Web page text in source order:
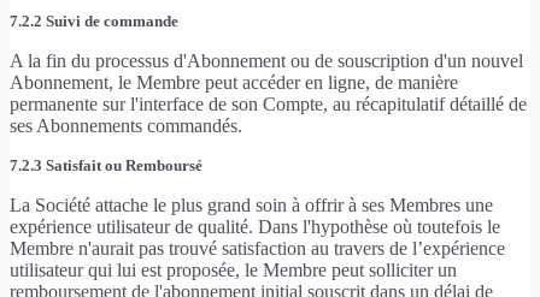
7.2.2 Suivi de commande
A la fin du processus d'Abonnement ou de souscription d'un nouvel
Abonnement, le Membre peut accéder en ligne, de manière
permanente sur l'interface de son Compte, au récapitulatif détaillé de
ses Abonnements commandés.
7.2.3 Satisfait ou Remboursé
La Société attache le plus grand soin à offrir à ses Membres une
expérience utilisateur de qualité. Dans l'hypothèse où toutefois le
Membre n'aurait pas trouvé satisfaction au travers de l’expérience
utilisateur qui lui est proposée, le Membre peut solliciter un
remboursement de l'abonnement initial souscrit dans un délai de